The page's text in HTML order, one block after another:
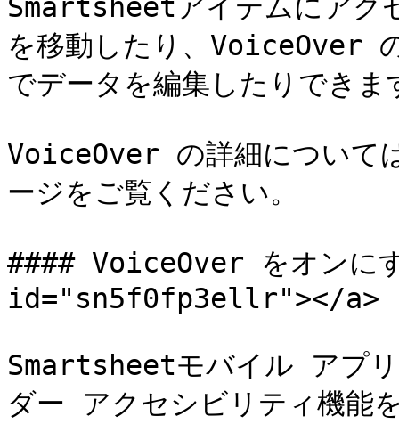
Smartsheetアイテムにアク
を移動したり、VoiceOver
でデータを編集したりできま
VoiceOver の詳細について
ージをご覧ください。
#### VoiceOver をオン
id="sn5f0fp3ellr"></a>
Smartsheetモバイル アプ
ダー アクセシビリティ機能